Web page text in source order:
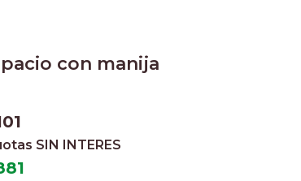
con manija
SIN INTERES